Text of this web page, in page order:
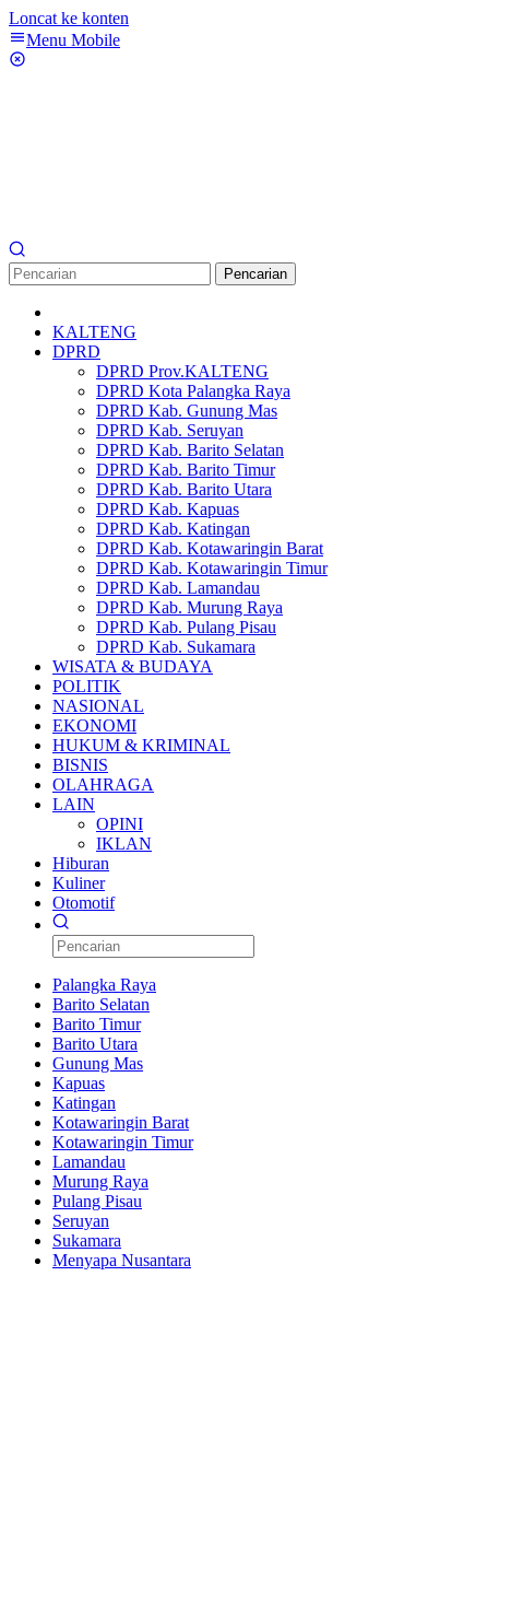
Loncat ke konten
Menu Mobile
Pencarian
KALTENG
DPRD
DPRD Prov.KALTENG
DPRD Kota Palangka Raya
DPRD Kab. Gunung Mas
DPRD Kab. Seruyan
DPRD Kab. Barito Selatan
DPRD Kab. Barito Timur
DPRD Kab. Barito Utara
DPRD Kab. Kapuas
DPRD Kab. Katingan
DPRD Kab. Kotawaringin Barat
DPRD Kab. Kotawaringin Timur
DPRD Kab. Lamandau
DPRD Kab. Murung Raya
DPRD Kab. Pulang Pisau
DPRD Kab. Sukamara
WISATA & BUDAYA
POLITIK
NASIONAL
EKONOMI
HUKUM & KRIMINAL
BISNIS
OLAHRAGA
LAIN
OPINI
IKLAN
Hiburan
Kuliner
Otomotif
Palangka Raya
Barito Selatan
Barito Timur
Barito Utara
Gunung Mas
Kapuas
Katingan
Kotawaringin Barat
Kotawaringin Timur
Lamandau
Murung Raya
Pulang Pisau
Seruyan
Sukamara
Menyapa Nusantara